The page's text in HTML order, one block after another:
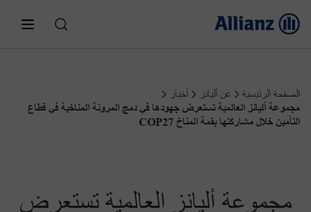
من نحن؟
التأمين للأفراد
الصفحة الرئيسية عن أليانز
أخبار
مجموعة أليانز العالمية تستعرض جهودها في دمج المرونة المناخية في قطاع
التأمين خلال مشاركتها بقمة المناخ COP27
مجموعة أليانز العالمية تستعرض